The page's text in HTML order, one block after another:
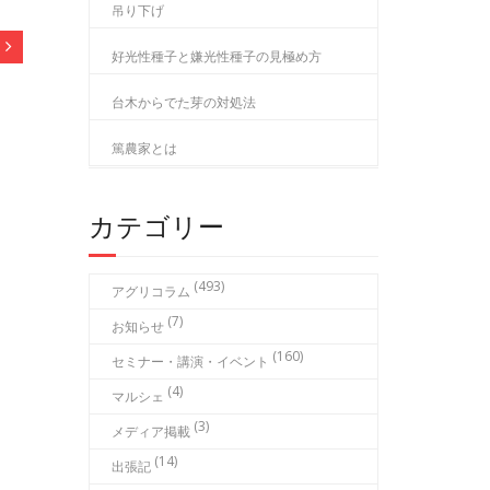
吊り下げ
好光性種子と嫌光性種子の見極め方
台木からでた芽の対処法
篤農家とは
カテゴリー
アグリコラム (493)
お知らせ (7)
セミナー・講演・イベント (160)
マルシェ (4)
メディア掲載 (3)
出張記 (14)